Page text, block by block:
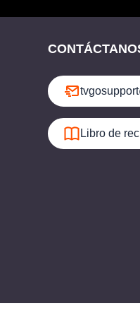
Libro de